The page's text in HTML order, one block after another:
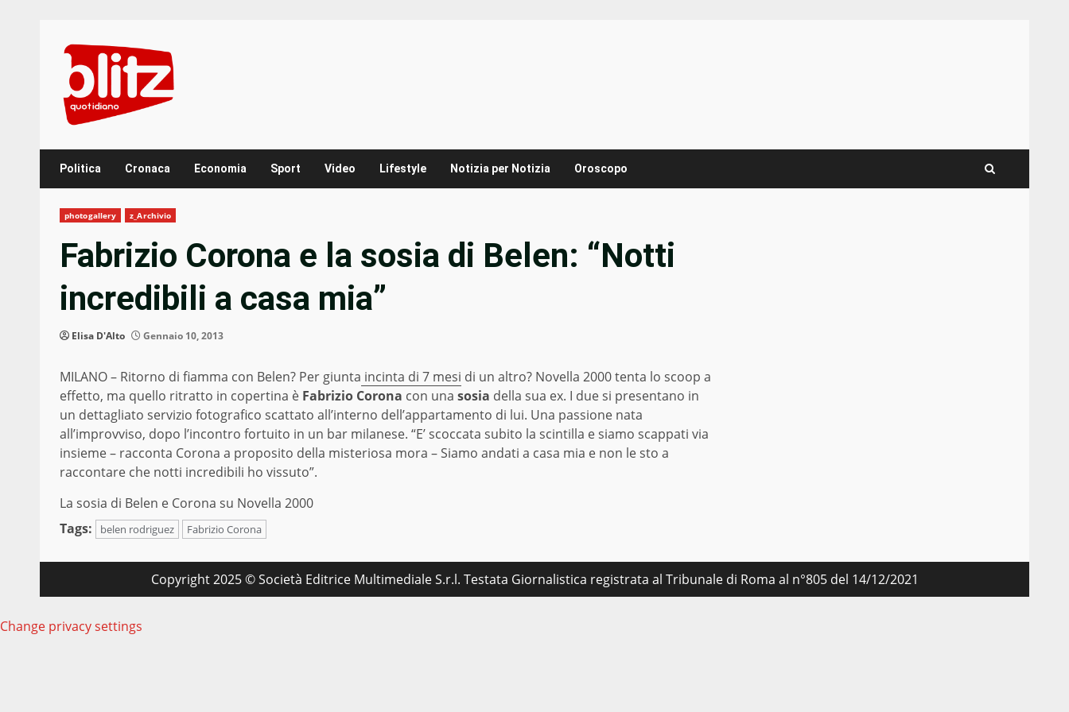
content
Politica Cronaca Economia Sport Video Lifestyle Notizia per Notizia Oroscopo
photogallery z_Archivio
Fabrizio Corona e la sosia di Belen: “Notti
incredibili a casa mia”
Elisa D'Alto Gennaio 10, 2013
MILANO – Ritorno di fiamma con Belen? Per giunta incinta di 7 mesi di un altro? Novella 2000 tenta lo scoop a
effetto, ma quello ritratto in copertina è Fabrizio Corona con una sosia della sua ex. I due si presentano in
un dettagliato servizio fotografico scattato all’interno dell’appartamento di lui. Una passione nata
all’improvviso, dopo l’incontro fortuito in un bar milanese. “E’ scoccata subito la scintilla e siamo scappati via
insieme – racconta Corona a proposito della misteriosa mora – Siamo andati a casa mia e non le sto a
raccontare che notti incredibili ho vissuto”.
La sosia di Belen e Corona su Novella 2000
Tags:
belen rodriguez Fabrizio Corona
Copyright 2025 © Società Editrice Multimediale S.r.l. Testata Giornalistica registrata al Tribunale di Roma al n°805 del 14/12/2021
Change privacy settings